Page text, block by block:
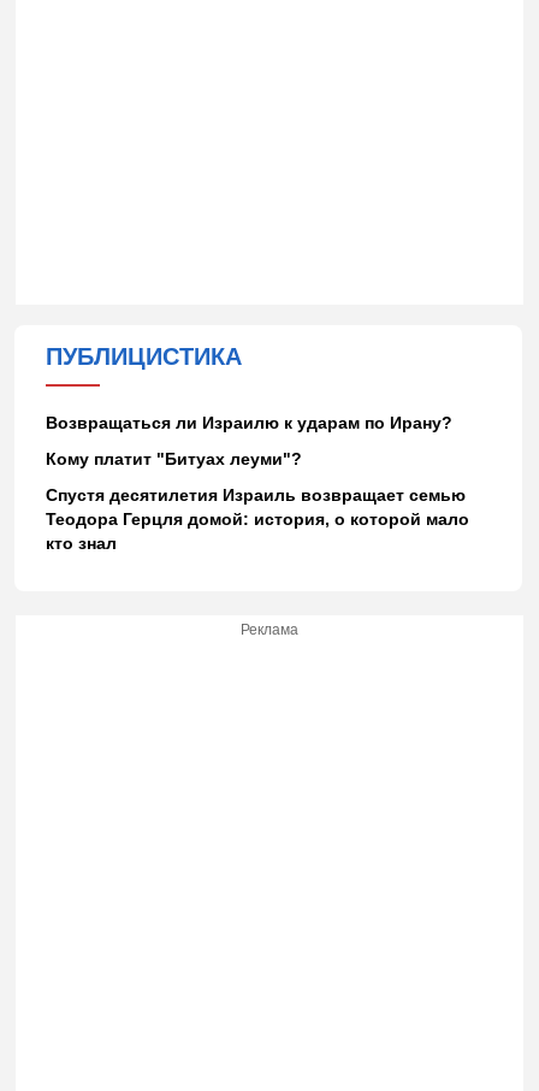
ПУБЛИЦИСТИКА
Возвращаться ли Израилю к ударам по Ирану?
Кому платит "Битуах леуми"?
Спустя десятилетия Израиль возвращает семью
Теодора Герцля домой: история, о которой мало
кто знал
Реклама